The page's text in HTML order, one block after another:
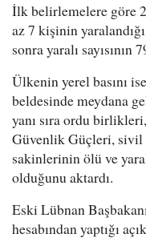
İlk belirlemelere göre
az 7 kişinin
sonra yaralı
Ülkenin yerel basını
beldesinde meydana
yanı sıra ordu
Güvenlik Güçleri, sivil
sakinlerinin ölü ve
olduğunu aktardı.
Eski Lübnan
hesabından yaptığı